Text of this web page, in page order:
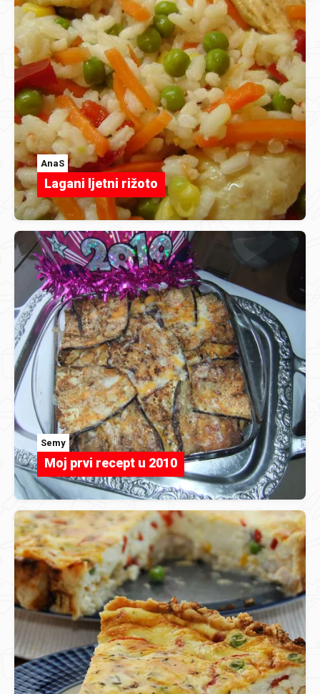
AnaS
Lagani ljetni rižoto
Semy
Moj prvi recept u 2010